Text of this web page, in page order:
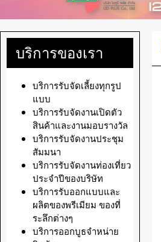
บริการของเรา
บริการรับจัดเลี้ยงทุกรูป
แบบ
บริการรับจัดงานเปิดตัว
สินค้าและงานมอบรางวัล
บริการรับจัดงานประชุม
สัมมนา
บริการรับจัดงานท่องเที่ยว
ประจำปีของบริษัท
บริการรับออกแบบและ
ผลิตของพรีเมียม ของที่
ระลึกต่างๆ
บริการออกบูธจำหน่าย